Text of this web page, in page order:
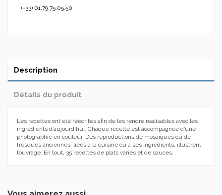
(+33) 01.79.75.05.50
Description
Détails du produit
Les recettes ont été réécrites afin de les rendre réalisables avec les
ingrédients d’aujourd’hui. Chaque recette est accompagnée d’une
photographie en couleur. Des reproductions de mosaïques ou de
fresques anciennes, liées à la cuisine ou à ses ingrédients, illustrent
l’ouvrage. En tout, 35 recettes de plats variés et de sauces.